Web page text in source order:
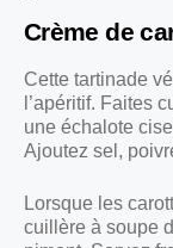
Crème de
Cette tartinade
l’apéritif. Faites
une échalote
Ajoutez sel,
Lorsque les
cuillère à soupe